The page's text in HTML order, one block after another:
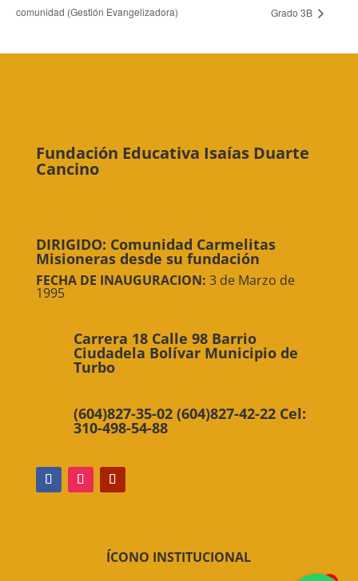
comunidad (Gestión Evangelizadora)
Grado 3B
Fundación Educativa Isaías Duarte
Cancino
DIRIGIDO: Comunidad Carmelitas
Misioneras desde su fundación
FECHA DE INAUGURACION: 3 de Marzo de
1995
Carrera 18 Calle 98 Barrio
Ciudadela Bolívar Municipio de
Turbo
(604)827-35-02 (604)827-42-22 Cel:
310-498-54-88
ÍCONO INSTITUCIONAL